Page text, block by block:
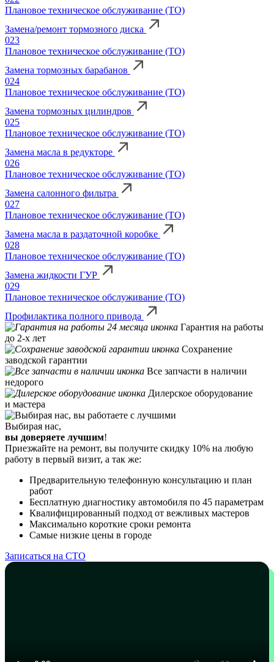
Плановое техническое обслуживание (ТО)
Замена/ремонт тормозного диска
023
Плановое техническое обслуживание (ТО)
Замена тормозных барабанов
024
Плановое техническое обслуживание (ТО)
Замена тормозных цилиндров
025
Плановое техническое обслуживание (ТО)
Замена масла в редукторе
026
Плановое техническое обслуживание (ТО)
Замена салонного фильтра
027
Плановое техническое обслуживание (ТО)
Замена масла в раздаточной коробке
028
Плановое техническое обслуживание (ТО)
Замена жидкости ГУР
029
Плановое техническое обслуживание (ТО)
Профилактика полного привода
Гарантия на работы
до 2-х лет
Сохранение
заводской гарантии
Все запчасти в наличии
недорого
Дилерское оборудование
и мастера
Выбирая нас,
вы доверяете лучшим!
Приезжайте на ремонт, вы получите скидку 10% на любую
работу в первый визит, а так же:
Предварительную телефонную консультацию и план
работ
Бесплатную диагностику автомобиля по 45 параметрам
Квалифицированный подход от вежливых мастеров
Максимально короткие сроки ремонта
Самые низкие цены в городе
Записаться на СТО